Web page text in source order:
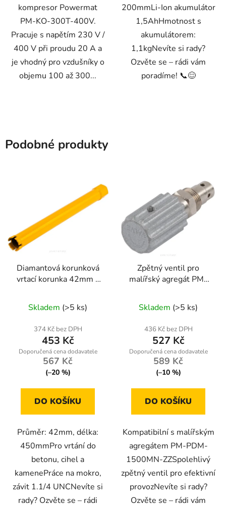
kompresor Powermat
PM-KO-300T-400V.
Pracuje s napětím 230 V /
400 V při proudu 20 A a
je vhodný pro vzdušníky o
objemu 100 až 300...
200mmLi-Ion akumulátor
1,5AhHmotnost s
akumulátorem:
1,1kgNevíte si rady?
Ozvěte se – rádi vám
poradíme! 📞😊
Podobné produkty
Diamantová korunková
vrtací korunka 42mm x
Skladem (>5 ks)
374 Kč bez DPH
453 Kč
567 Kč
(–20 %)
DO KOŠÍKU
Průměr: 42mm, délka:
450mmPro vrtání do
betonu, cihel a
kamenePráce na mokro,
závit 1.1/4 UNCNevíte si
rady? Ozvěte se – rádi
Zpětný ventil pro
malířský agregát PM-
Skladem (>5 ks)
436 Kč bez DPH
527 Kč
589 Kč
(–10 %)
DO KOŠÍKU
Kompatibilní s malířským
agregátem PM-PDM-
1500MN-ZZSpolehlivý
zpětný ventil pro efektivní
provozNevíte si rady?
Ozvěte se – rádi vám